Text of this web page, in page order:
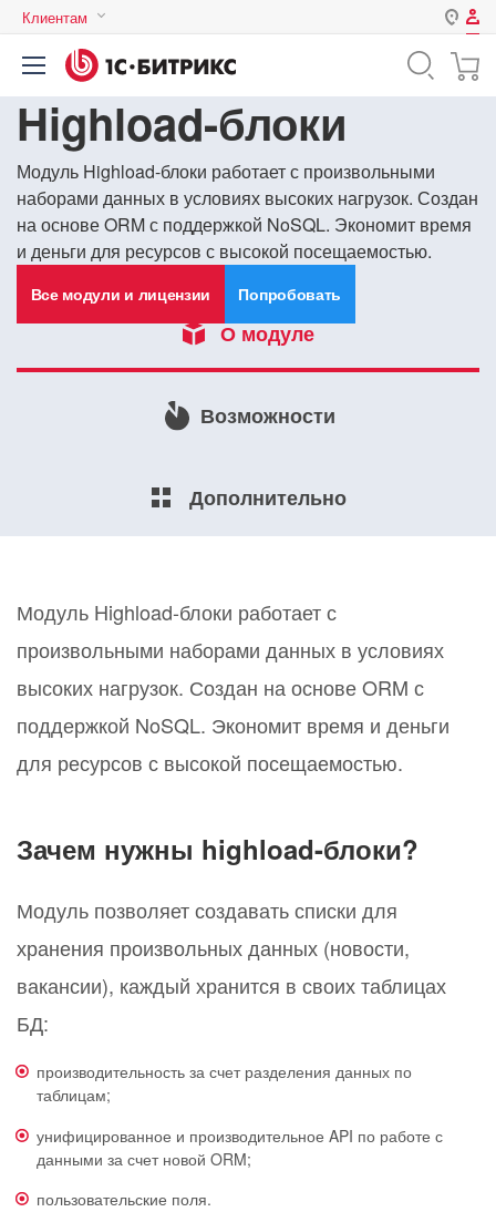
Клиентам
Авторизация
Нет аккаунта?
Логин
Пароль
компьютере
Забыли свой пароль?
Highload-блоки
Модуль Highload-блоки работает с произвольными
наборами данных в условиях высоких нагрузок. Создан
на основе ORM с поддержкой NoSQL. Экономит время
и деньги для ресурсов с высокой посещаемостью.
Все модули и лицензии Попробовать
О модуле
Возможности
Дополнительно
Модуль Highload-блоки работает с
произвольными наборами данных в условиях
высоких нагрузок. Создан на основе ORM с
поддержкой NoSQL. Экономит время и деньги
для ресурсов с высокой посещаемостью.
Зачем нужны highload-блоки?
Модуль позволяет создавать списки для
хранения произвольных данных (новости,
вакансии), каждый хранится в своих таблицах
БД:
производительность за счет разделения данных по
таблицам;
унифицированное и производительное API по работе с
данными за счет новой ORM;
пользовательские поля.